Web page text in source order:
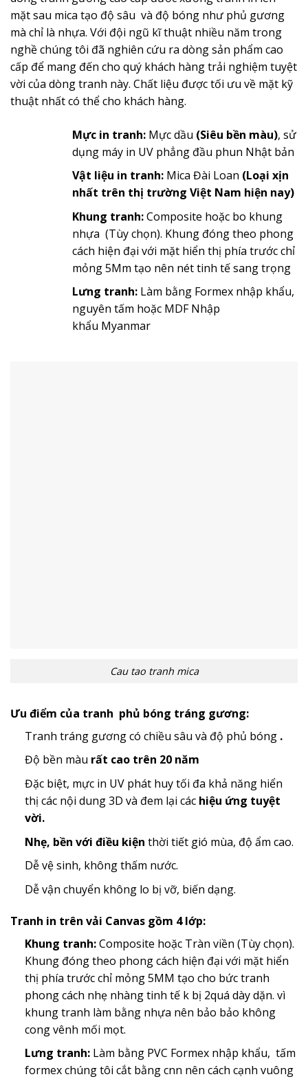
mặt sau mica tạo độ sâu và độ bóng như phủ gương
mà chỉ là nhựa. Với đội ngũ kĩ thuật nhiều năm trong
nghề chúng tôi đã nghiên cứu ra dòng sản phẩm cao
cấp để mang đến cho quý khách hàng trải nghiệm tuyệt
vời của dòng tranh này. Chất liệu được tối ưu về mặt kỹ
thuật nhất có thể cho khách hàng.
Mực in tranh:Mực dầu (Siêu bền màu), sử
dụng máy in UV phẳng đầu phun Nhật bản
Vật liệu in tranh:Mica Đài Loan (Loại xịn
nhất trên thị trường Việt Nam hiện nay)
Khung tranh:Composite hoặc bo khung
nhựa (Tùy chọn). Khung đóng theo phong
cách hiện đại với mặt hiển thị phía trước chỉ
mỏng 5Mm tạo nên nét tinh tế sang trọng
Lưng tranh:Làm bằng Formex nhập khẩu,
nguyên tấm hoặc MDF Nhập
khẩu Myanmar
Cau tao tranh mica
Ưu điểm của tranh phủ bóng tráng gương:
Tranh tráng gương có chiều sâu và độ phủ bóng .
Độ bền màu rất cao trên 20 năm
Đặc biệt, mực in UV phát huy tối đa khả năng hiển
thị các nội dung 3D và đem lại các hiệu ứng tuyệt
vời.
Nhẹ, bền với điều kiện thời tiết gió mùa, độ ẩm cao.
Dễ vệ sinh, không thấm nước.
Dễ vận chuyển không lo bị vỡ, biến dạng.
Tranh in trên vải Canvas gồm 4 lớp:
Khung tranh:Composite hoặc Tràn viền (Tùy chọn).
Khung đóng theo phong cách hiện đại với mặt hiển
thị phía trước chỉ mỏng 5MM tạo cho bức tranh
phong cách nhẹ nhàng tinh tế k bị 2quá dày dặn. vì
khung tranh làm bằng nhựa nên bảo bảo không
cong vênh mối mọt.
Lưng tranh:Làm bằng PVC Formex nhập khẩu, tấm
formex chúng tôi cắt bằng cnn nên cách cạnh vuông